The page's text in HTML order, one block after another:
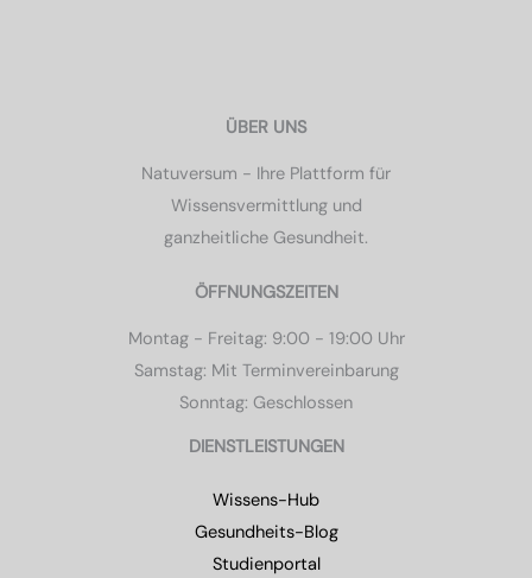
ÜBER UNS
Natuversum - Ihre Plattform für
Wissensvermittlung und
ganzheitliche Gesundheit.
ÖFFNUNGSZEITEN
Montag - Freitag: 9:00 - 19:00 Uhr
Samstag: Mit Terminvereinbarung
Sonntag: Geschlossen
DIENSTLEISTUNGEN
Wissens-Hub
Gesundheits-Blog
Studienportal